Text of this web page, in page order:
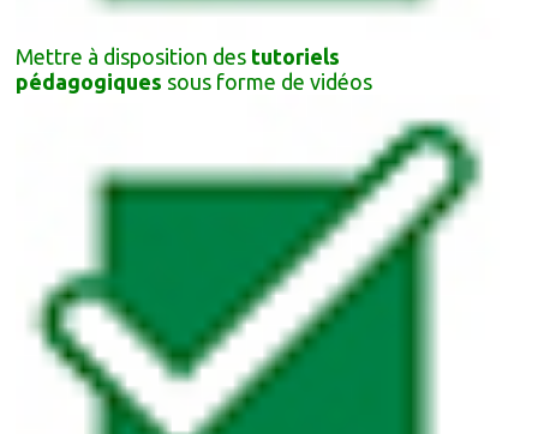
Mettre à disposition des tutoriels
pédagogiques sous forme de vidéos